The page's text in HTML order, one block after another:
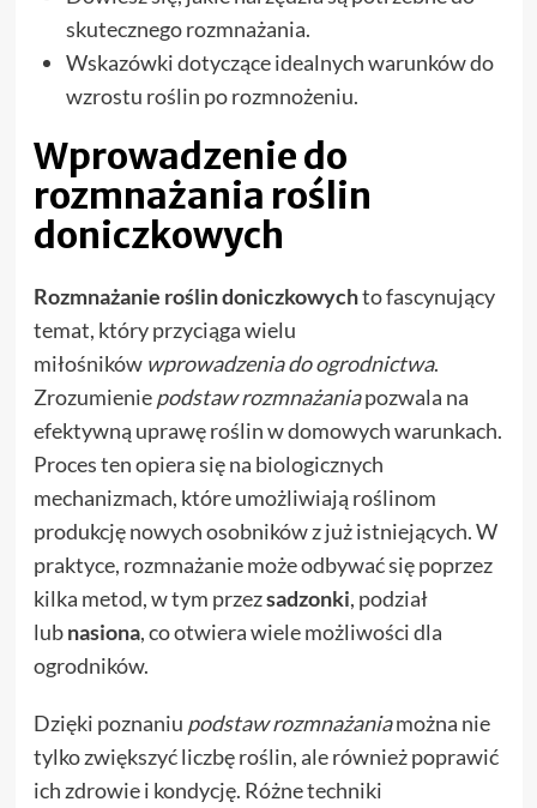
skutecznego rozmnażania.
Wskazówki dotyczące idealnych warunków do
wzrostu roślin po rozmnożeniu.
Wprowadzenie do
rozmnażania roślin
doniczkowych
Rozmnażanie roślin doniczkowychto fascynujący
temat, który przyciąga wielu
miłośników wprowadzenia do ogrodnictwa.
Zrozumieniepodstaw rozmnażaniapozwala na
efektywną uprawę roślin w domowych warunkach.
Proces ten opiera się na biologicznych
mechanizmach, które umożliwiają roślinom
produkcję nowych osobników z już istniejących. W
praktyce, rozmnażanie może odbywać się poprzez
kilka metod, w tym przezsadzonki, podział
lubnasiona, co otwiera wiele możliwości dla
ogrodników.
Dzięki poznaniu podstaw rozmnażaniamożna nie
tylko zwiększyć liczbę roślin, ale również poprawić
ich zdrowie i kondycję. Różne techniki